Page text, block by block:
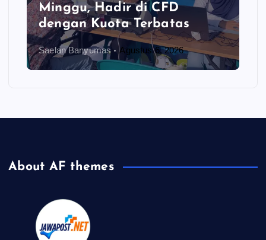
Minggu, Hadir di CFD
dengan Kuota Terbatas
Saelan Banyumas Agustus 6, 2026
About AF themes